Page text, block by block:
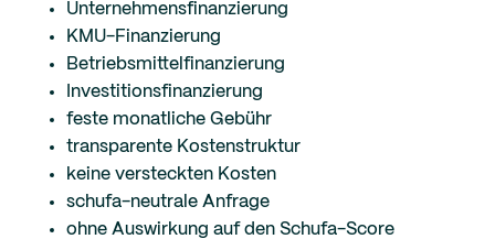
Unternehmensfinanzierung
KMU-Finanzierung
Betriebsmittelfinanzierung
Investitionsfinanzierung
feste monatliche Gebühr
transparente Kostenstruktur
keine versteckten Kosten
schufa-neutrale Anfrage
ohne Auswirkung auf den Schufa-Score